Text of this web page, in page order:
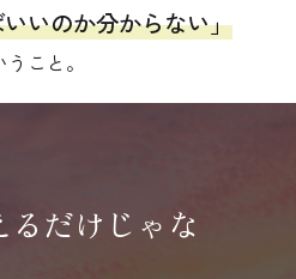
いのか分からない」
うこと。
だけじゃな